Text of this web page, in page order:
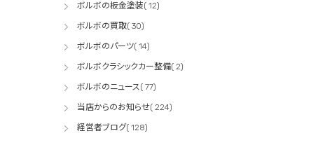
ボルボの板金塗装( 12)
ボルボの買取( 30)
ボルボのパーツ( 14)
ボルボクラシックカー整備( 2)
ボルボのニュース( 77)
当店からのお知らせ( 224)
経営者ブログ( 128)